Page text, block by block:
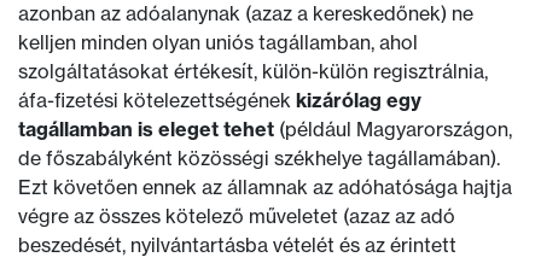
azonban az adóalanynak (azaz a kereskedőnek) ne
kelljen minden olyan uniós tagállamban, ahol
szolgáltatásokat értékesít, külön-külön regisztrálnia,
áfa-fizetési kötelezettségének kizárólag egy
tagállamban is eleget tehet (például Magyarországon,
de főszabályként közösségi székhelye tagállamában).
Ezt követően ennek az államnak az adóhatósága hajtja
végre az összes kötelező műveletet (azaz az adó
beszedését, nyilvántartásba vételét és az érintett